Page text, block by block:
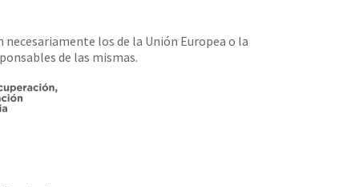
los de la Unión Europea o la
de las mismas.